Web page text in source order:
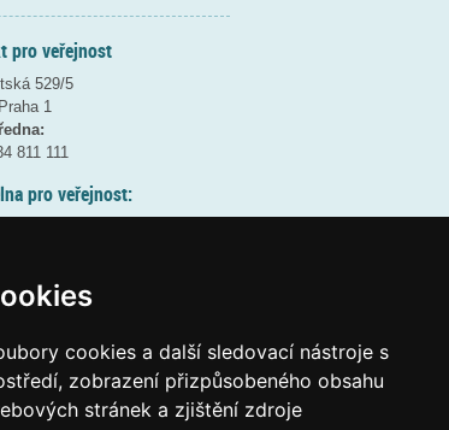
cookies a další sledovací nástroje s
zobrazení přizpůsobeného obsahu
stránek a zjištění zdroje
pro veřejnost
529/5
1
811 111
pro veřejnost:
podatelna:
gov cz